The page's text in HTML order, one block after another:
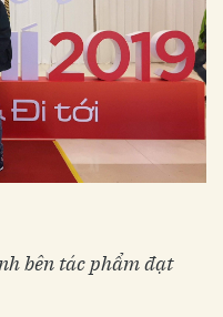
bên tác phẩm đạt